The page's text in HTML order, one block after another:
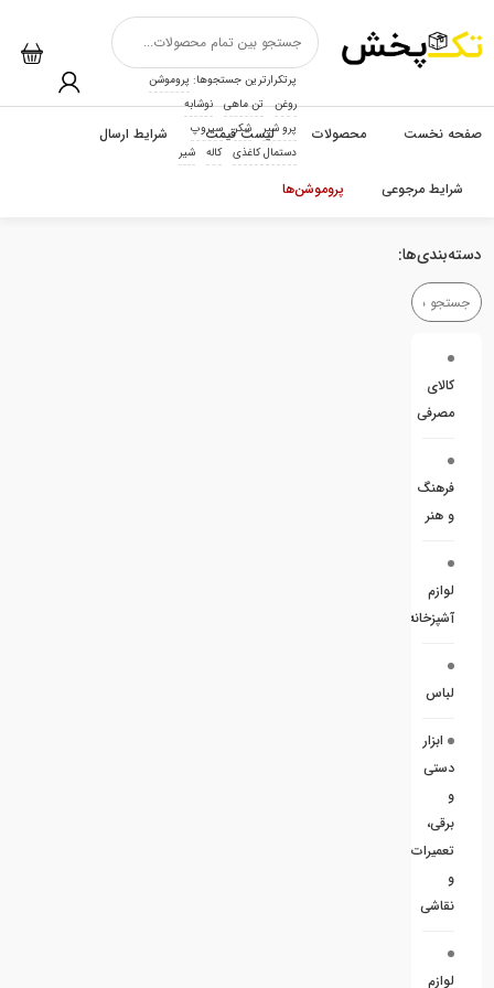
پرتکرارترین جستجوها: پروموشن
روغن
تن ماهی
نوشابه
پرو شیر
شکر
سیروپ
دستمال کاغذی
کاله شیر
صفحه نخست محصولات لیست قیمت شرایط ارسال
شرایط مرجوعی پروموشن‌ها
دسته‌بندی‌ها:
کالای
مصرفی
فرهنگ
و هنر
لوازم
آشپزخانه
لباس
ابزار
دستی
و
برقی،
تعمیرات
و
نقاشی
لوازم